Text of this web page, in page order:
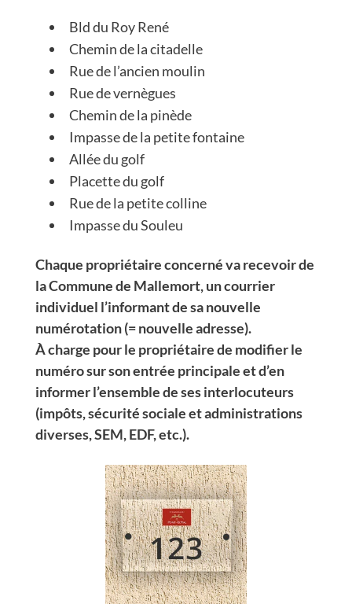
Bld du Roy René
Chemin de la citadelle
Rue de l’ancien moulin
Rue de vernègues
Chemin de la pinède
Impasse de la petite fontaine
Allée du golf
Placette du golf
Rue de la petite colline
Impasse du Souleu
Chaque propriétaire concerné va recevoir de
la Commune de Mallemort, un courrier
individuel l’informant de sa nouvelle
numérotation (= nouvelle adresse).
À charge pour le propriétaire de modifier le
numéro sur son entrée principale et d’en
informer l’ensemble de ses interlocuteurs
(impôts, sécurité sociale et administrations
diverses, SEM, EDF, etc.).